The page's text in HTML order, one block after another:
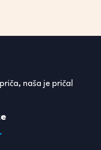
naša je priča!